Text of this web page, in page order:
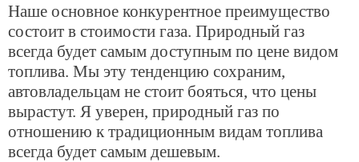
Наше основное конкурентное преимущество
состоит в стоимости газа. Природный газ
всегда будет самым доступным по цене видом
топлива. Мы эту тенденцию сохраним,
автовладельцам не стоит бояться, что цены
вырастут. Я уверен, природный газ по
отношению к традиционным видам топлива
всегда будет самым дешевым.